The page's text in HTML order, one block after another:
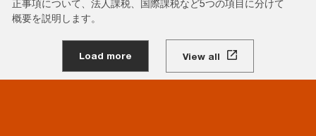
正事項について、法人課税、国際課税など5つの項目に分けて
概要を説明します。
Load more View all